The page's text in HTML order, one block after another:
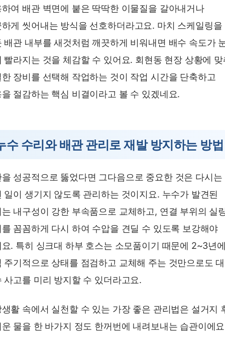
여 배관 벽면에 붙은 딱딱한 이물질을 갈아내거나
게 씻어내는 방식을 선호하더라고요. 마치 스케일링을
배관 내부를 새것처럼 깨끗하게 비워내면 배수 속도가
빨라지는 것을 체감할 수 있어요. 회현동 현장 상황에 맞
장비를 선택해 작업하는 것이 작업 시간을 단축하고
절감하는 핵심 비결이라고 볼 수 있겠네요.
수 수리와 배관 관리로 재발 방지하는 방법
성공적으로 뚫었다면 그다음으로 중요한 것은 다시는
일이 생기지 않도록 관리하는 것이지요. 누수가 발견된
내구성이 강한 부속품으로 교체하고, 연결 부위의 실
꼼꼼하게 다시 하여 수압을 견딜 수 있도록 보강해야
. 특히 싱크대 하부 호스는 소모품이기 때문에 2~3년
주기적으로 상태를 점검하고 교체해 주는 것만으로도
사고를 미리 방지할 수 있더라고요.
활 속에서 실천할 수 있는 가장 좋은 관리법은 설거지
물을 한 바가지 정도 한꺼번에 내려보내는 습관이에